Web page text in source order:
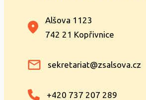
Alšova 1123
742 21 Kopřivnice
sekretariat@zsalsova.cz
+420 737 207 289